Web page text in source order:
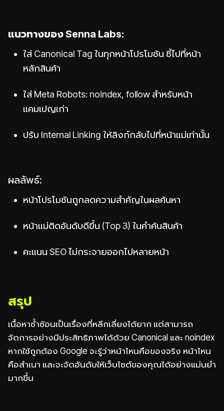
แนวทางของ Senna Labs:
ใส่ Canonical Tag ในทุกหน้าโปรโมชัน ชี้ไปที่หน้า
หลักสินค้า
ใส่ Meta Robots: noindex, follow สำหรับหน้า
แคมเปญเก่า
ปรับ Internal Linking ให้ลิงก์กลับไปที่หน้าแม่เท่านั้น
ผลลัพธ์:
หน้าโปรโมชันถูกลดความสำคัญในผลค้นหา
หน้าแม่ติดอันดับดีขึ้น (Top 3) ในคำค้นสินค้า
คะแนน SEO ไม่กระจายออกไปหลายหน้า
สรุป
เนื้อหาซ้ำซ้อนเป็นเรื่องที่หลีกเลี่ยงได้ยาก แต่สามารถ
จัดการอย่างมีประสิทธิภาพได้ด้วย Canonical และ noindex
หากใช้ถูกต้อง Google จะรู้ว่าหน้าไหนคือของจริง หน้าไหน
คือสำเนา และจะจัดอันดับให้เว็บไซต์ของคุณได้อย่างแม่นยำ
มากขึ้น